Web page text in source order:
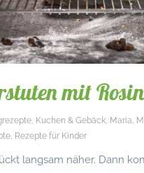
mit
, Kuchen & Gebäck, Maria,
, Rezepte für Kinder
langsam näher. Dann